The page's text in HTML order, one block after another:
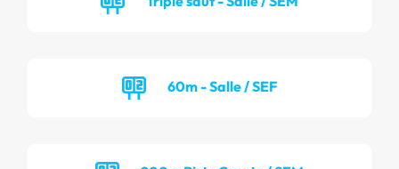
60m - Salle / SEF